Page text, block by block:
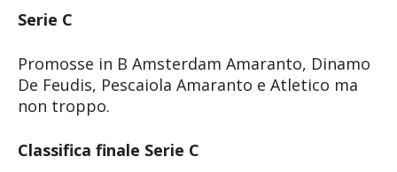
Serie C
Promosse in B Amsterdam Amaranto, Dinamo
De Feudis, Pescaiola Amaranto e Atletico ma
non troppo.
Classifica finale Serie C